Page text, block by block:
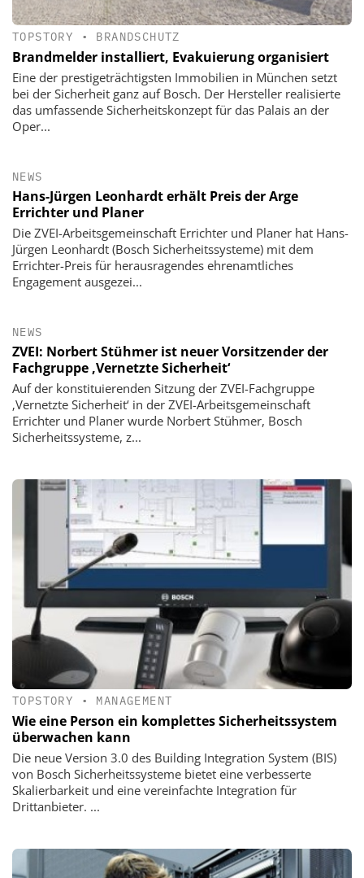
TOPSTORY • BRANDSCHUTZ
Brandmelder installiert, Evakuierung organisiert
Eine der prestigeträchtigsten Immobilien in München setzt
bei der Sicherheit ganz auf Bosch. Der Hersteller realisierte
das umfassende Sicherheitskonzept für das Palais an der
Oper...
NEWS
Hans-Jürgen Leonhardt erhält Preis der Arge
Errichter und Planer
Die ZVEI-Arbeitsgemeinschaft Errichter und Planer hat Hans-
Jürgen Leonhardt (Bosch Sicherheitssysteme) mit dem
Errichter-Preis für herausragendes ehrenamtliches
Engagement ausgezei...
NEWS
ZVEI: Norbert Stühmer ist neuer Vorsitzender der
Fachgruppe ‚Vernetzte Sicherheit‘
Auf der konstituierenden Sitzung der ZVEI-Fachgruppe
‚Vernetzte Sicherheit‘ in der ZVEI-Arbeitsgemeinschaft
Errichter und Planer wurde Norbert Stühmer, Bosch
Sicherheitssysteme, z...
TOPSTORY • MANAGEMENT
Wie eine Person ein komplettes Sicherheitssystem
überwachen kann
Die neue Version 3.0 des Building Integration System (BIS)
von Bosch Sicherheitssysteme bietet eine verbesserte
Skalierbarkeit und eine vereinfachte Integration für
Drittanbieter. ...